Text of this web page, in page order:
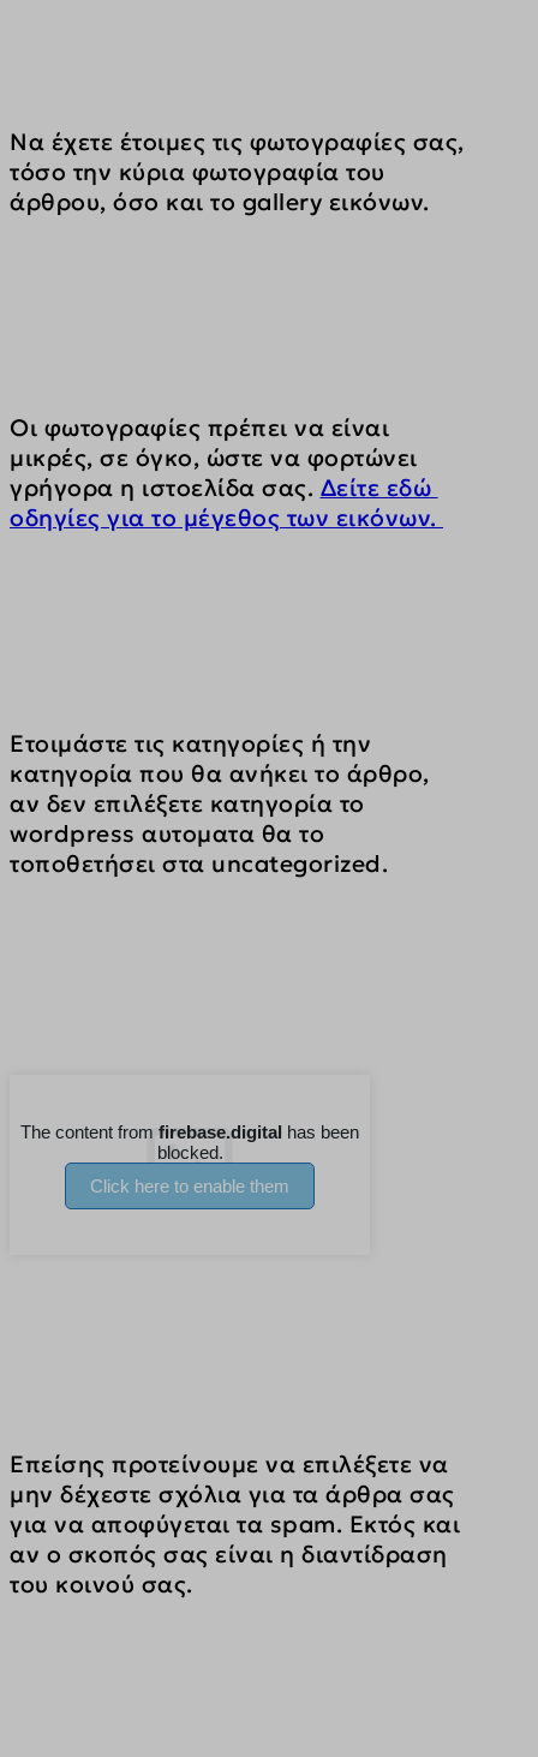
Να έχετε έτοιμες τις φωτογραφίες σας,
τόσο την κύρια φωτογραφία του
άρθρου, όσο και το gallery εικόνων.
Οι φωτογραφίες πρέπει να είναι
μικρές, σε όγκο, ώστε να φορτώνει
γρήγορα η ιστοελίδα σας. Δείτε εδώ
οδηγίες για το μέγεθος των εικόνων.
Ετοιμάστε τις κατηγορίες ή την
κατηγορία που θα ανήκει το άρθρο,
αν δεν επιλέξετε κατηγορία το
wordpress αυτοματα θα το
τοποθετήσει στα uncategorized.
Επείσης προτείνουμε να επιλέξετε να
μην δέχεστε σχόλια για τα άρθρα σας
για να αποφύγεται τα spam. Εκτός και
αν ο σκοπός σας είναι η διαντίδραση
του κοινού σας.